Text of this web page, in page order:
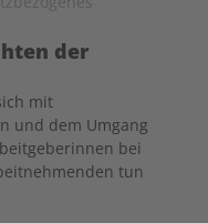
der
mit
und dem Umgang
bei
tun